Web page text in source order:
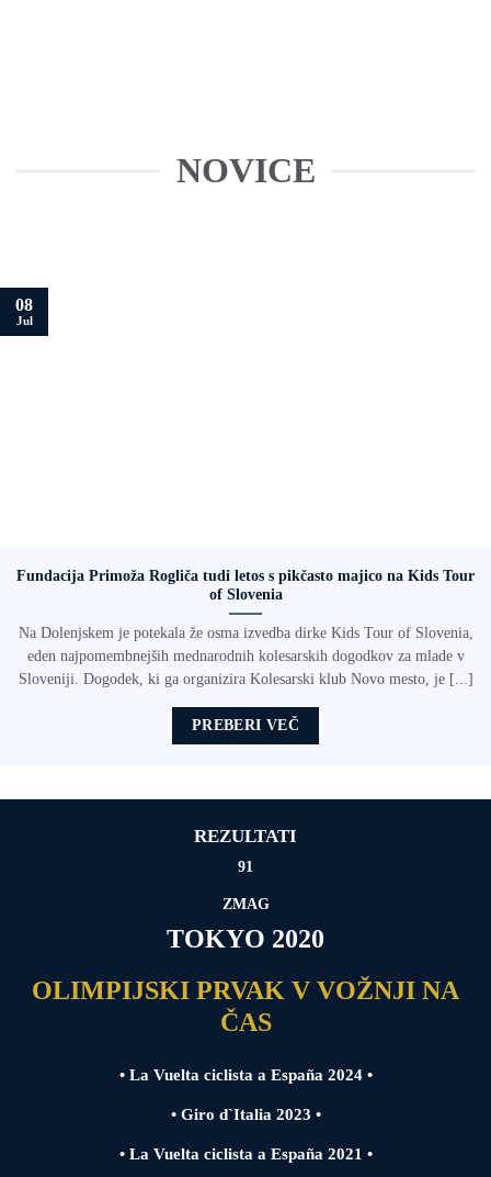
NOVICE
Fundacija Primoža Rogliča tudi letos s pikčasto majico na Kids Tour
of Slovenia
Na Dolenjskem je potekala že osma izvedba dirke Kids Tour of Slovenia,
eden najpomembnejših mednarodnih kolesarskih dogodkov za mlade v
Sloveniji. Dogodek, ki ga organizira Kolesarski klub Novo mesto, je [...]
PREBERI VEČ
08
Jul
REZULTATI
91
ZMAG
TOKYO 2020
OLIMPIJSKI PRVAK V VOŽNJI NA
ČAS
• La Vuelta ciclista a España 2024 •
• Giro d`Italia 2023 •
• La Vuelta ciclista a España 2021 •